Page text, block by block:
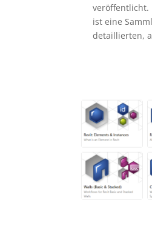
veröffentlicht.
ist eine
detaillierten,